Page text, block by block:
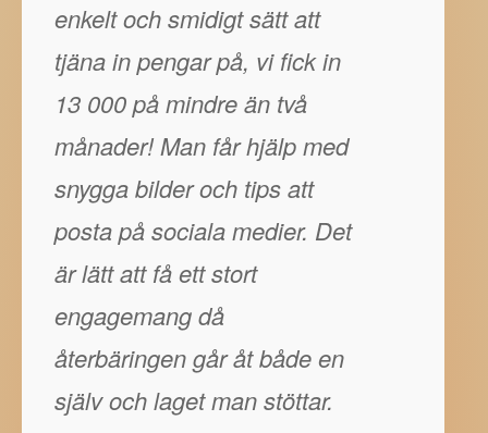
enkelt och smidigt sätt att
tjäna in pengar på, vi fick in
13 000 på mindre än två
månader! Man får hjälp med
snygga bilder och tips att
posta på sociala medier. Det
är lätt att få ett stort
engagemang då
återbäringen går åt både en
själv och laget man stöttar.